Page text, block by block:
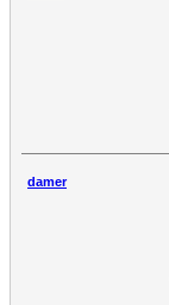
damer